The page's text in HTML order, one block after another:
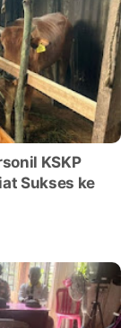
KSKP
Sukses ke